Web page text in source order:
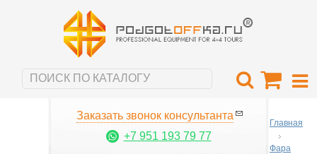
Заказать звонок консультанта
+7 951 193 79 77
Главная
Фара